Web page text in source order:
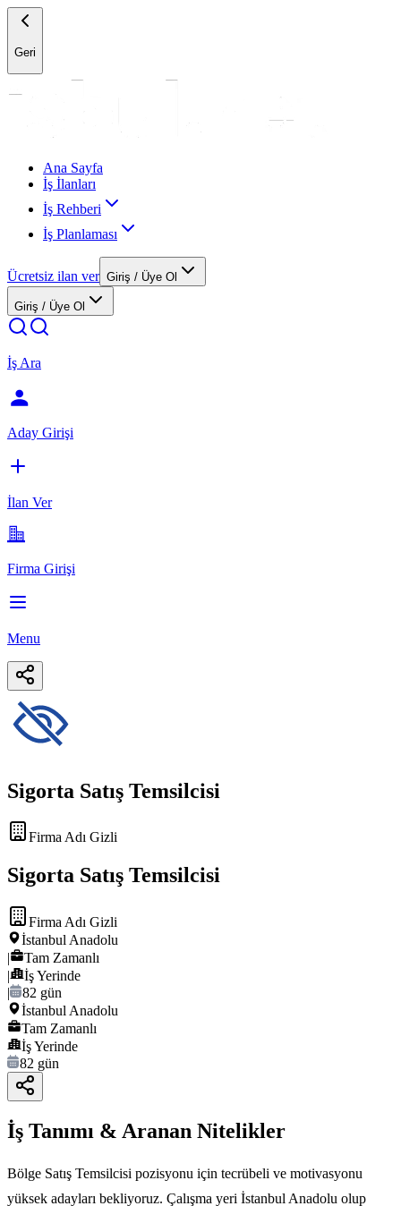
Geri
Ana Sayfa
İş İlanları
İş Rehberi
İş Planlaması
Ücretsiz ilan ver Giriş / Üye Ol
Giriş / Üye Ol
İş Ara
Aday Girişi
İlan Ver
Firma Girişi
Menu
Sigorta Satış Temsilcisi
Firma Adı Gizli
Sigorta Satış Temsilcisi
Firma Adı Gizli
İstanbul Anadolu
|
Tam Zamanlı
|
İş Yerinde
|
82 gün
İstanbul Anadolu
Tam Zamanlı
İş Yerinde
82 gün
İş Tanımı & Aranan Nitelikler
Bölge Satış Temsilcisi pozisyonu için tecrübeli ve motivasyonu
yüksek adayları bekliyoruz. Çalışma yeri İstanbul Anadolu olup